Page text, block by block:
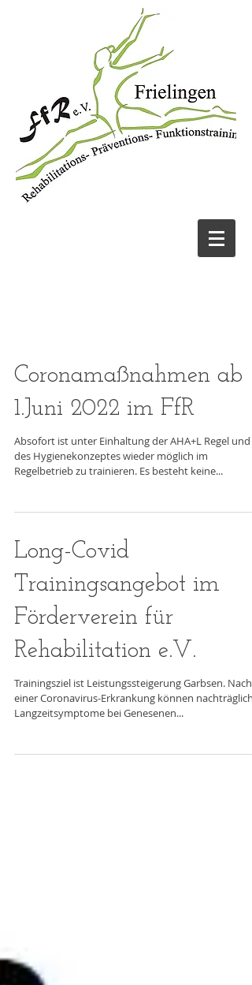
Coronamaßnahmen ab
1.Juni 2022 im FfR
Absofort ist unter Einhaltung der AHA+L Regel und
des Hygienekonzeptes wieder möglich im
Regelbetrieb zu trainieren. Es besteht keine...
Long-Covid
Trainingsangebot im
Förderverein für
Rehabilitation e.V.
Trainingsziel ist Leistungssteigerung Garbsen. Nach
einer Coronavirus-Erkrankung können nachträglich
Langzeitsymptome bei Genesenen...